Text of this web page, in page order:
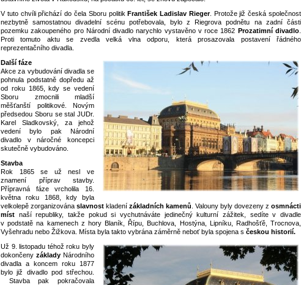
V tuto chvíli přichází do čela Sboru politikFrantišek Ladislav Rieger. Protože již česká společnost
nezbytně samostatnou divadelní scénu potřebovala, bylo z Riegrova podnětu na zadní části
pozemku zakoupeného pro Národní divadlo narychlo vystavěno v roce 1862 Prozatimní divadlo
Proti tomuto aktu se zvedla velká vlna odporu, která prosazovala postavení řádného
reprezentačního divadla.
Další fáze
Akce za vybudování divadla se
pohnula podstatně dopředu až
od roku 1865, kdy se vedení
Sboru zmocnili mladší
měšťanští politikové. Novým
předsedou Sboru se stal JUDr.
Karel Sladkovský, za jehož
vedení bylo pak Národní
divadlo v náročné koncepci
skutečně vybudováno.
Stavba
Rok 1865 se už nesl ve
znamení příprav stavby.
Přípravná fáze vrcholila 16.
května roku 1868, kdy byla
velkolepě zorganizována slavnost kladení základních kamenů . Valouny byly dovezeny z osmnácti
míst naší republiky, takže pokud si vychutnáváte jedinečný kulturní zážitek, sedíte v divadle
v podstatě na kamenech z hory Blaník, Řípu, Buchlova, Hostýna, Lipníku, Radhošťě, Trocnova,
Vyšehradu nebo Žižkova. Místa byla takto vybrána záměrně neboť byla spojena s českou historií.
Už 9. listopadu téhož roku byly
dokončeny základy Národního
divadla a koncem roku 1877
bylo již divadlo pod střechou.
Stavba pak pokračovala